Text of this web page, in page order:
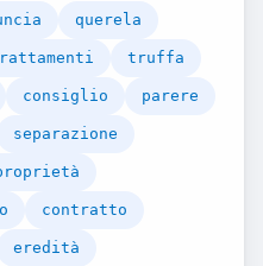
querela
truffa
consiglio parere
separazione
contratto
eredità